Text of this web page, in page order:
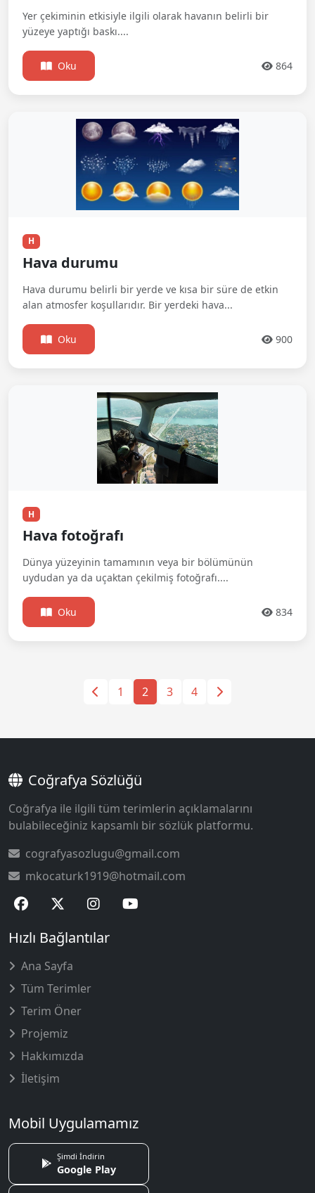
Yer çekiminin etkisiyle ilgili olarak havanın belirli bir
yüzeye yaptığı baskı....
Oku 864
H
Hava durumu
Hava durumu belirli bir yerde ve kısa bir süre de etkin
alan atmosfer koşullarıdır. Bir yerdeki hava...
Oku 900
H
Hava fotoğrafı
Dünya yüzeyinin tamamının veya bir bölümünün
uydudan ya da uçaktan çekilmiş fotoğrafı....
Oku 834
1 2 3 4
Coğrafya Sözlüğü
Coğrafya ile ilgili tüm terimlerin açıklamalarını
bulabileceğiniz kapsamlı bir sözlük platformu.
cografyasozlugu@gmail.com
mkocaturk1919@hotmail.com
Hızlı Bağlantılar
Ana Sayfa
Tüm Terimler
Terim Öner
Projemiz
Hakkımızda
İletişim
Mobil Uygulamamız
Şimdi İndirin
Google Play